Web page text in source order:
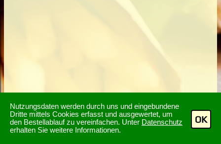
Nutzungsdaten werden durch uns und eingebundene
Dritte mittels Cookies erfasst und ausgewertet, um
den Bestellablauf zu vereinfachen. Unter Datenschutz
erhalten Sie weitere Informationen.
OK